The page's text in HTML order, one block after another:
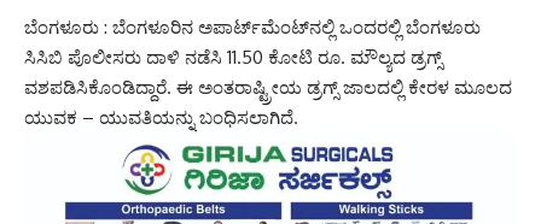
ಬೆಂಗಳೂರು : ಬೆಂಗಳೂರಿನ ಅಪಾರ್ಟ್‌ಮೆಂಟ್‌ನಲ್ಲಿ ಒಂದರಲ್ಲಿ ಬೆಂಗಳೂರು
ಸಿಸಿಬಿ ಪೊಲೀಸರು ದಾಳಿ ನಡೆಸಿ 11.50 ಕೋಟಿ ರೂ. ಮೌಲ್ಯದ ಡ್ರಗ್ಸ್
ವಶಪಡಿಸಿಕೊಂಡಿದ್ದಾರೆ. ಈ ಅಂತರಾಷ್ಟ್ರೀಯ ಡ್ರಗ್ಸ್ ಜಾಲದಲ್ಲಿ ಕೇರಳ ಮೂಲದ
ಯುವಕ – ಯುವತಿಯನ್ನು ಬಂಧಿಸಲಾಗಿದೆ.